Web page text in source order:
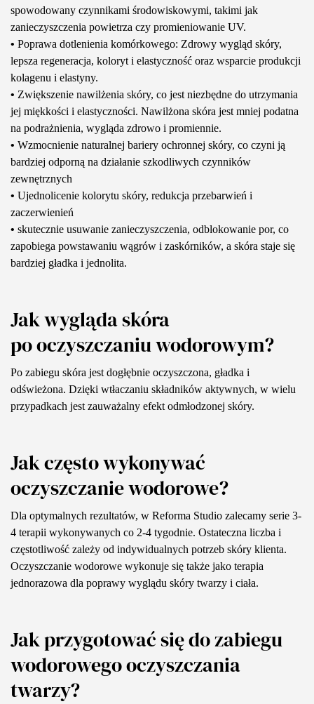
spowodowany czynnikami środowiskowymi, takimi jak
zanieczyszczenia powietrza czy promieniowanie UV.
• Poprawa dotlenienia komórkowego: Zdrowy wygląd skóry,
lepsza regeneracja, koloryt i elastyczność oraz wsparcie produkcji
kolagenu i elastyny.
• Zwiększenie nawilżenia skóry, co jest niezbędne do utrzymania
jej miękkości i elastyczności. Nawilżona skóra jest mniej podatna
na podrażnienia, wygląda zdrowo i promiennie.
• Wzmocnienie naturalnej bariery ochronnej skóry, co czyni ją
bardziej odporną na działanie szkodliwych czynników
zewnętrznych
• Ujednolicenie kolorytu skóry, redukcja przebarwień i
zaczerwienień
• skutecznie usuwanie zanieczyszczenia, odblokowanie por, co
zapobiega powstawaniu wągrów i zaskórników, a skóra staje się
bardziej gładka i jednolita.
Jak wygląda skóra
po oczyszczaniu wodorowym?
Po zabiegu skóra jest dogłębnie oczyszczona, gładka i
odświeżona. Dzięki wtłaczaniu składników aktywnych, w wielu
przypadkach jest zauważalny efekt odmłodzonej skóry.
Jak często wykonywać
oczyszczanie wodorowe?
Dla optymalnych rezultatów, w Reforma Studio zalecamy serie 3-
4 terapii wykonywanych co 2-4 tygodnie. Ostateczna liczba i
częstotliwość zależy od indywidualnych potrzeb skóry klienta.
Oczyszczanie wodorowe wykonuje się także jako terapia
jednorazowa dla poprawy wyglądu skóry twarzy i ciała.
Jak przygotować się do zabiegu
wodorowego oczyszczania
twarzy?